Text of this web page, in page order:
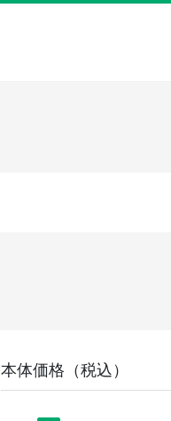
本体価格（税込）